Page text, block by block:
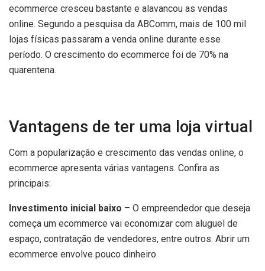
ecommerce cresceu bastante e alavancou as vendas
online. Segundo a pesquisa da ABComm, mais de 100 mil
lojas físicas passaram a venda online durante esse
período. O crescimento do ecommerce foi de 70% na
quarentena.
Vantagens de ter uma loja virtual
Com a popularização e crescimento das vendas online, o
ecommerce apresenta várias vantagens. Confira as
principais:
Investimento inicial baixo – O empreendedor que deseja
começa um ecommerce vai economizar com aluguel de
espaço, contratação de vendedores, entre outros. Abrir um
ecommerce envolve pouco dinheiro.